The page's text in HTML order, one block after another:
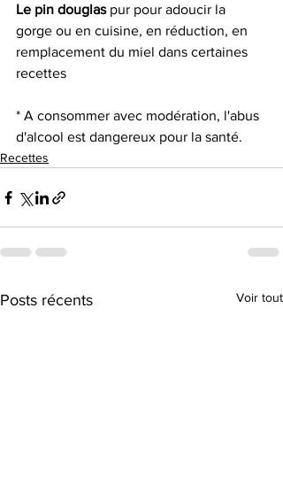
Le pin douglas pur pour adoucir la
gorge ou en cuisine, en réduction, en
remplacement du miel dans certaines
recettes
* A consommer avec modération, l'abus
d'alcool est dangereux pour la santé.
Recettes
Posts récents Voir tout